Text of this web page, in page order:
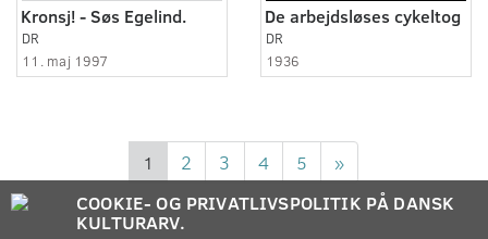
Kronsj! - Søs Egelind.
DR
11. maj 1997
De arbejdsløses cykeltog
DR
1936
1 2 3 4 5 »
COOKIE- OG PRIVATLIVSPOLITIK PÅ DANSK
KULTURARV.